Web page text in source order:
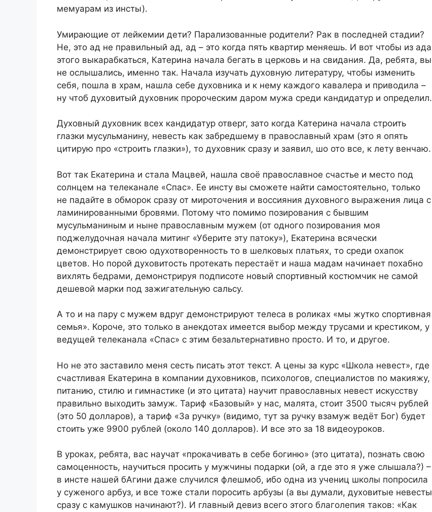
мемуарам из инсты).
Умирающие от лейкемии дети? Парализованные родители? Рак в последней стадии?
Не, это ад не правильный ад, ад – это когда пять квартир меняешь. И вот чтобы из ада
этого выкарабкаться, Катерина начала бегать в церковь и на свидания. Да, ребята, вы
не ослышались, именно так. Начала изучать духовную литературу, чтобы изменить
себя, пошла в храм, нашла себе духовника и к нему каждого кавалера и приводила –
ну чтоб духовитый духовник пророческим даром мужа среди кандидатур и определил.
Духовный духовник всех кандидатур отверг, зато когда Катерина начала строить
глазки мусульманину, невесть как забредшему в православный храм (это я опять
цитирую про «строить глазки»), то духовник сразу и заявил, шо ото все, к лету венчаю.
Вот так Екатерина и стала Мацвей, нашла своё православное счастье и место под
солнцем на телеканале «Спас». Ее инсту вы сможете найти самостоятельно, только
не падайте в обморок сразу от мироточения и воссияния духовного выражения лица с
ламинированными бровями. Потому что помимо позирования с бывшим
мусульманиным и ныне православным мужем (от одного позирования моя
поджелудочная начала митинг «Уберите эту патоку»), Екатерина всячески
демонстрирует свою одухотворенность то в шелковых платьях, то среди охапок
цветов. Но порой духовитость протекать перестаёт и наша мадам начинает похабно
вихлять бедрами, демонстрируя подписоте новый спортивный костюмчик не самой
дешевой марки под зажигательную сальсу.
А то и на пару с мужем вдруг демонстрируют телеса в роликах «мы жутко спортивная
семья». Короче, это только в анекдотах имеется выбор между трусами и крестиком, у
ведущей телеканала «Спас» с этим безальтернативно просто. И то, и другое.
Но не это заставило меня сесть писать этот текст. А цены за курс «Школа невест», где
счастливая Екатерина в компании духовников, психологов, специалистов по макияжу,
питанию, стилю и гимнастике (и это цитата) научит православных невест искусству
правильно выходить замуж. Тариф «Базовый» у нас, малята, стоит 3500 тысяч рублей
(это 50 долларов), а тариф «За ручку» (видимо, тут за ручку взамуж ведёт Бог) будет
стоить уже 9900 рублей (около 140 долларов). И все это за 18 видеоуроков.
В уроках, ребята, вас научат «прокачивать в себе богиню» (это цитата), познать свою
самоценность, научиться просить у мужчины подарки (ой, а где это я уже слышала?) –
в инсте нашей бАгини даже случился флешмоб, ибо одна из учениц школы попросила
у суженого арбуз, и все тоже стали поросить арбузы (а вы думали, духовитые невесты
сразу с камушков начинают?). И главный девиз всего этого благолепия таков: «Как